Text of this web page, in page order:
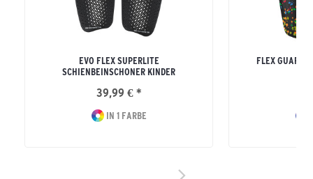
EVO FLEX SUPERLITE
SCHIENBEINSCHONER KINDER
39,99 € *
IN 1 FARBE
FLEX GUARD